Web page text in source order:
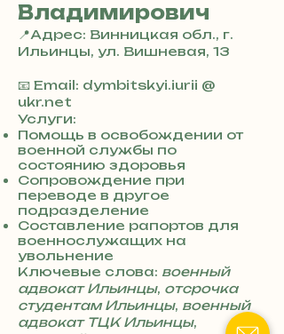
Владимирович
📍Адрес: Винницкая обл., г.
Ильинцы, ул. Вишневая, 13
3
8
0
7
3
0
4
8
5
7
8
4
📧 Email: dymbitskyi.iurii @
ukr.net
Услуги:
Помощь в освобождении от
военной службы по
состоянию здоровья
Сопровождение при
переводе в другое
подразделение
Составление рапортов для
военнослужащих на
увольнение
Ключевые слова: военный
адвокат Ильинцы, отсрочка
студентам Ильинцы, военный
адвокат ТЦК Ильинцы,